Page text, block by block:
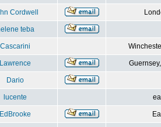
Cordwell
teba
Cascarini
Lawrence
Dario
lucente
EdBrooke